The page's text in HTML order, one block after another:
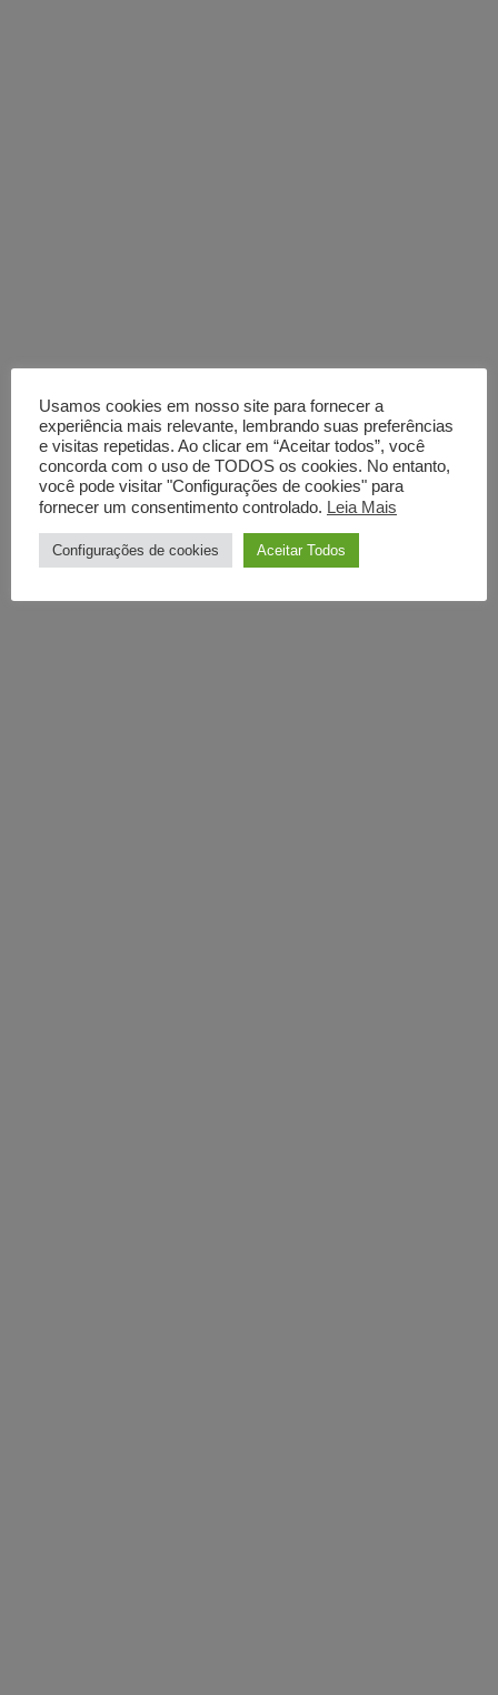
Usamos cookies em nosso site para fornecer a
experiência mais relevante, lembrando suas preferências
e visitas repetidas. Ao clicar em “Aceitar todos”, você
concorda com o uso de TODOS os cookies. No entanto,
você pode visitar "Configurações de cookies" para
fornecer um consentimento controlado. Leia Mais
Configurações de cookies Aceitar Todos